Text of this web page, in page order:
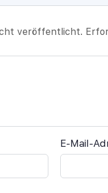
veröffentlicht.
E-Mail-